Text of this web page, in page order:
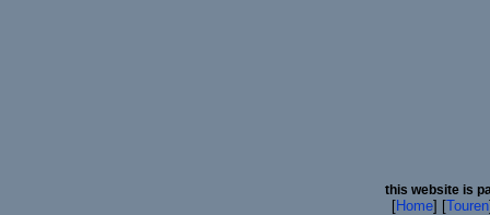
this website is
[Home] [Touren